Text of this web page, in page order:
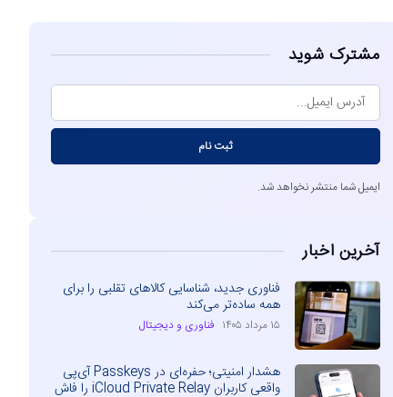
مشترک شوید
ثبت نام
ایمیل شما منتشر نخواهد شد.
آخرین اخبار
فناوری جدید، شناسایی کالاهای تقلبی را برای
همه ساده‌تر می‌کند
۱۵ مرداد ۱۴۰۵ فناوری و دیجیتال
هشدار امنیتی؛ حفره‌ای در Passkeys آی‌پی
واقعی کاربران iCloud Private Relay را فاش